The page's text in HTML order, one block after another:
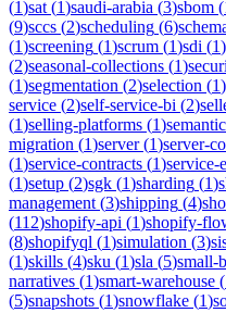
(1)sat (1)saudi-arabia (3)sbom (
(9)sccs (2)scheduling (6)
(1)screening (1)scrum (1)sdi (1)
(2)seasonal-collections (1)
(1)segmentation (2)selection (1)
service (2)self-service-bi (2)
(1)selling-platforms (1)
migration (1)server(1)server-
(1)service-contracts (1)service-
(1)setup (2)sgk (1)sharding (1)
management (3)shipping (4)
(112)shopify-api (1)shopify-
(8)shopifyql (1)simulation (3)
(1)skills (4)sku (1)sla (5)small-
narratives (1)smart-warehouse (
(5)snapshots (1)snowflake (1)